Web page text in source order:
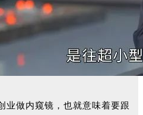
业做内窥镜，也就意味着要跟